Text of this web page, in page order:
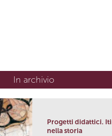
In archivio
Progetti didattici.
nella storia